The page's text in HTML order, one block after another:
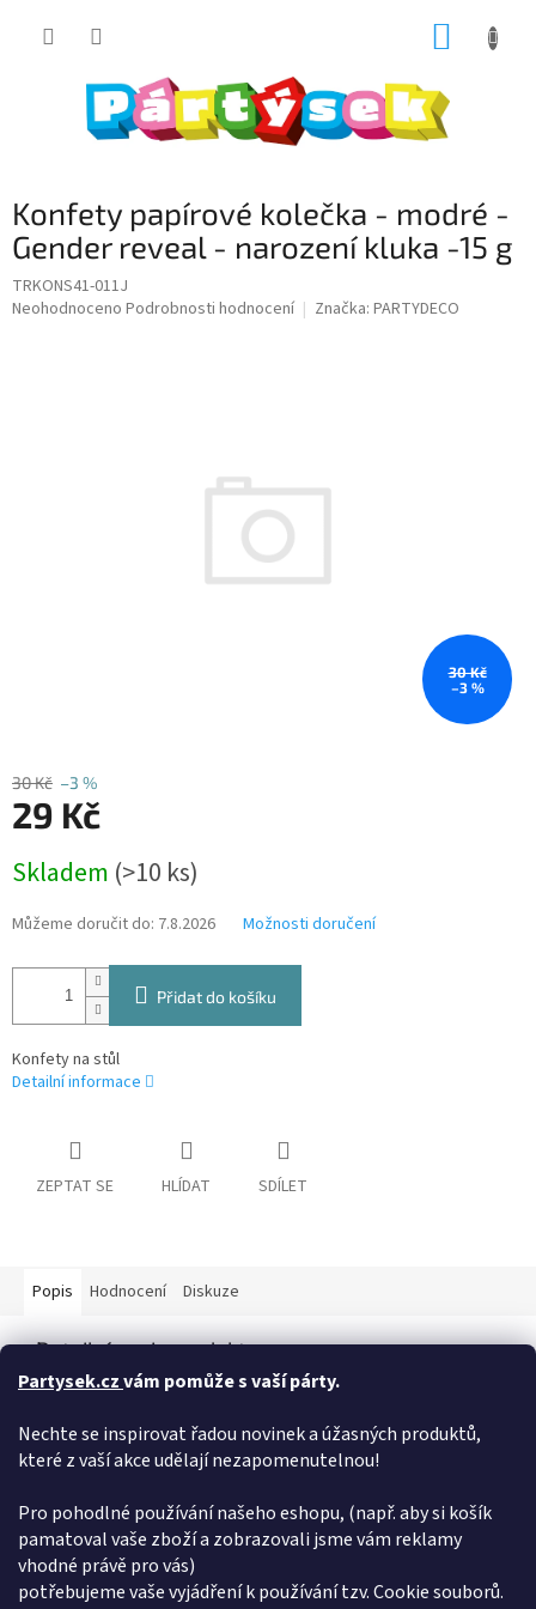
Partysek.czvám pomůže s vaší párty.
Nechte se inspirovat řadou novinek a úžasných produktů,
které z vaší akce udělají nezapomenutelnou!
Pro pohodlné používání našeho eshopu, (např. aby si košík
pamatoval vaše zboží a zobrazovali jsme vám reklamy
vhodné právě pro vás)
potřebujeme vaše vyjádření k používání tzv. Cookie souborů.
Konfety papírové kolečka - modré -
Gender reveal - narození kluka -15 g
TRKONS41-011J
Průměrné
Neohodnoceno Podrobnosti hodnocení Značka: PARTYDECO
30 Kč
–3 %
30 Kč –3 %
29 Kč
cena:
Skladem (>10 ks)
Můžeme doručit do: 7.8.2026 Možnosti doručení
Přidat do košíku
Konfety na stůl
Detailní informace
ZEPTAT SE HLÍDAT SDÍLET
Popis Hodnocení Diskuze
Detailní popis produktu
Dekorační papírové konfety ve tvaru koleček světlé modré
svatební hostiny, narození chlapečka, párty baby shower nebo
jakoukoli jinou párty ve světle modré barvě. Konfety jsou také
miminka, kdy při jeho prasknutí vytvoří úžasný efekt.
Doplňkové parametry
Kategorie: Girlandy a konfety